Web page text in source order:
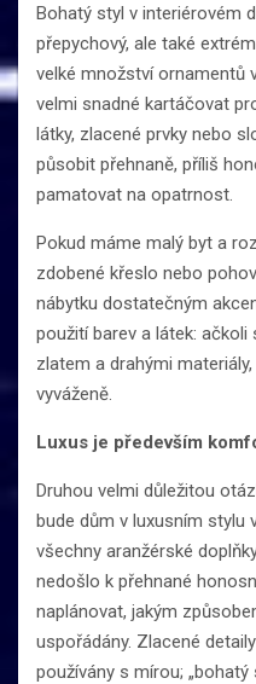
Bohatý styl v interiérovém
přepychový, ale také
velké množství ornamentů
velmi snadné kartáčovat
látky, zlacené prvky nebo
působit přehnaně, příliš
pamatovat na opatrnost.
Pokud máme malý byt a
zdobené křeslo nebo
nábytku dostatečným
použití barev a látek:
zlatem a drahými
vyváženě.
Luxus je především
Druhou velmi důležitou
bude dům v luxusním stylu
všechny aranžérské
nedošlo k přehnané
naplánovat, jakým
uspořádány. Zlacené
používány s mírou;